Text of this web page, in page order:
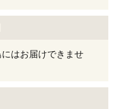
はお届けできませ